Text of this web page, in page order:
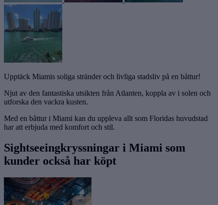
Upptäck Miamis soliga stränder och livliga stadsliv på en båttur!
Njut av den fantastiska utsikten från Atlanten, koppla av i solen och
utforska den vackra kusten.
Med en båttur i Miami kan du uppleva allt som Floridas huvudstad
har att erbjuda med komfort och stil.
Sightseeingkryssningar i Miami som
kunder också har köpt